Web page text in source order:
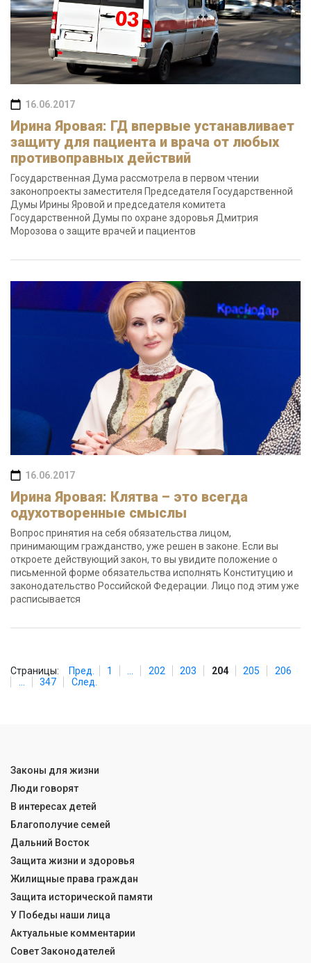
16.06.2017
Ирина Яровая: ГД впервые устанавливает
защиту для пациента и врача от любых
противоправных действий
Государственная Дума рассмотрела в первом чтении
законопроекты заместителя Председателя Государственной
Думы Ирины Яровой и председателя комитета
Государственной Думы по охране здоровья Дмитрия
Морозова о защите врачей и пациентов
16.06.2017
Ирина Яровая: Клятва – это всегда
одухотворенные смыслы
Вопрос принятия на себя обязательства лицом,
принимающим гражданство, уже решен в законе. Если вы
откроете действующий закон, то вы увидите положение о
письменной форме обязательства исполнять Конституцию и
законодательство Российской Федерации. Лицо под этим уже
расписывается
Страницы: Пред. 1 202 203 204 205
206
347 След.
Законы для жизни
Люди говорят
В интересах детей
Благополучие семей
Дальний Восток
Защита жизни и здоровья
Жилищные права граждан
Защита исторической памяти
У Победы наши лица
Актуальные комментарии
Совет Законодателей